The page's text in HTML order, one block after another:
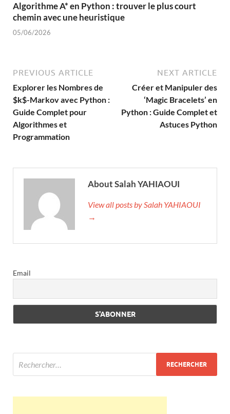
Algorithme A* en Python : trouver le plus court
chemin avec une heuristique
05/06/2026
PREVIOUS ARTICLE
Explorer les Nombres de
$k$-Markov avec Python :
Guide Complet pour
Algorithmes et
Programmation
NEXT ARTICLE
Créer et Manipuler des
‘Magic Bracelets’ en
Python : Guide Complet et
Astuces Python
About Salah YAHIAOUI
View all posts by Salah YAHIAOUI
→
Email